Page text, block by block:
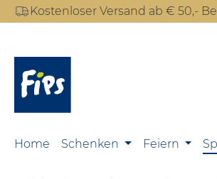
Hauptinhalt springen
Zur Suche springen
Zur Hauptnavigation springen
Kostenloser Versand ab € 50,-
Home Schenken Feiern